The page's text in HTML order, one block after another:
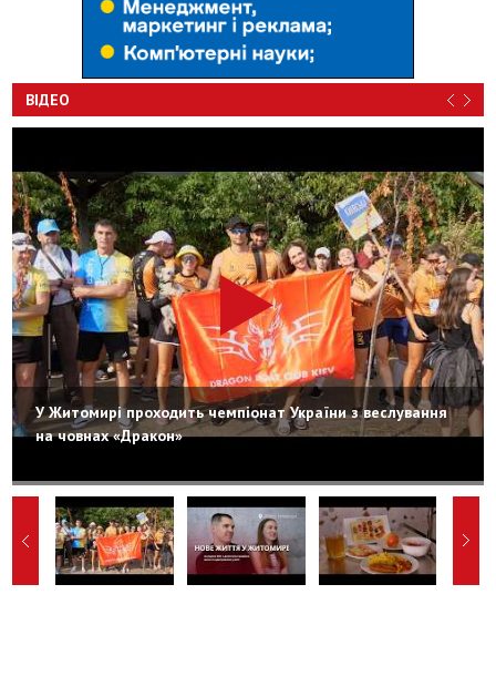
ВІДЕО
У Житомирі проходить чемпіонат України з веслування
на човнах «Дракон»